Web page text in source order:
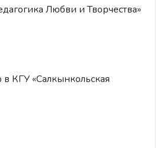
Любви и Творчества»
КГУ «Салкынкольская